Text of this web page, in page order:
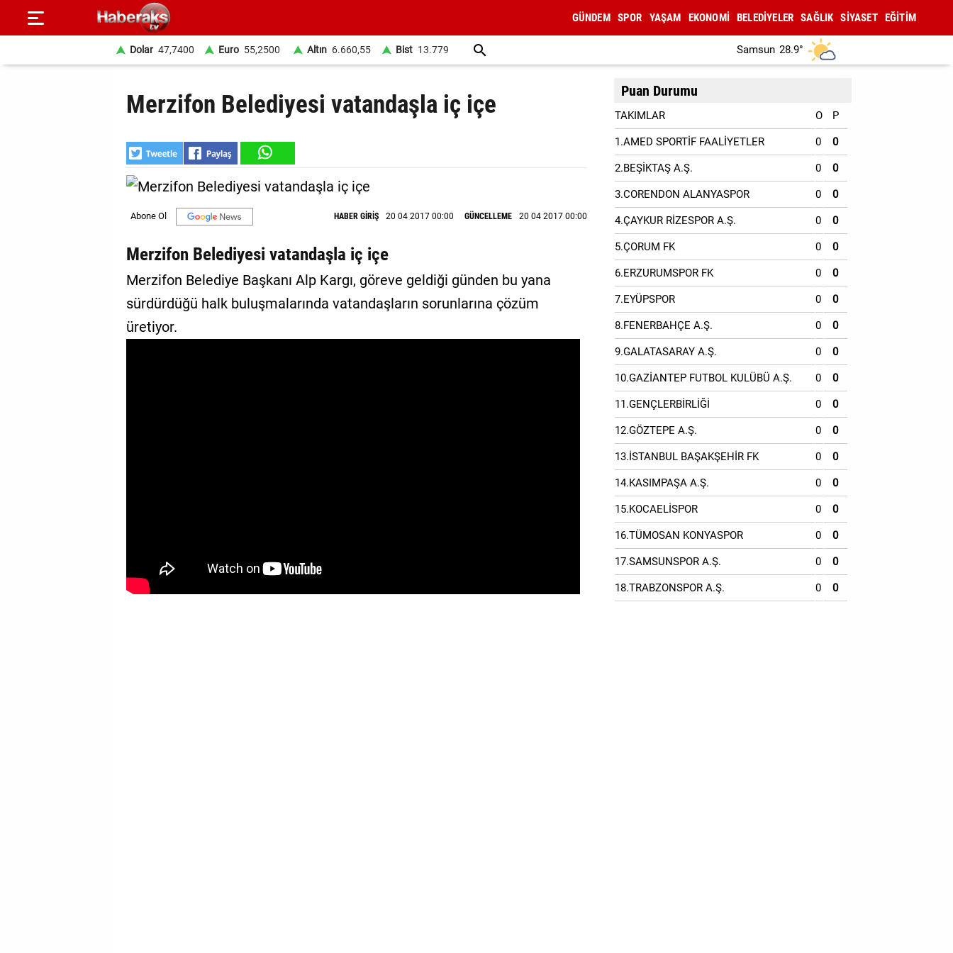
GÜNDEM SPOR YAŞAM EKONOMİ BELEDİYELER SAĞLIK SİYASET EĞİTİM
Dolar 47,7400 Euro 55,2500 Altın 6.660,55 Bist 13.779 Samsun 28.9°
Merzifon Belediyesi vatandaşla iç içe
HABER GİRİŞ 20 04 2017 00:00 GÜNCELLEME 20 04 2017 00:00
Merzifon Belediyesi vatandaşla iç içe
Merzifon Belediye Başkanı Alp Kargı, göreve geldiği günden bu yana
sürdürdüğü halk buluşmalarında vatandaşların sorunlarına çözüm
üretiyor.
Puan Durumu
TAKIMLAR O P
1.AMED SPORTİF FAALİYETLER 0 0
2.BEŞİKTAŞ A.Ş. 0 0
3.CORENDON ALANYASPOR 0 0
4.ÇAYKUR RİZESPOR A.Ş. 0 0
5.ÇORUM FK 0 0
6.ERZURUMSPOR FK 0 0
7.EYÜPSPOR 0 0
8.FENERBAHÇE A.Ş. 0 0
9.GALATASARAY A.Ş. 0 0
10.GAZİANTEP FUTBOL KULÜBÜ A.Ş. 0 0
11.GENÇLERBİRLİĞİ 0 0
12.GÖZTEPE A.Ş. 0 0
13.İSTANBUL BAŞAKŞEHİR FK 0 0
14.KASIMPAŞA A.Ş. 0 0
15.KOCAELİSPOR 0 0
16.TÜMOSAN KONYASPOR 0 0
17.SAMSUNSPOR A.Ş. 0 0
18.TRABZONSPOR A.Ş. 0 0